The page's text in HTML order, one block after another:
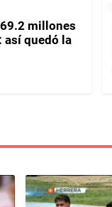
millones
así quedó la